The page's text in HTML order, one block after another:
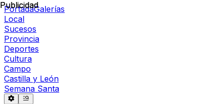
PortadaGalerías
Local
Sucesos
Provincia
Deportes
Cultura
Campo
Castilla y León
Semana Santa
Publicidad
Publicidad